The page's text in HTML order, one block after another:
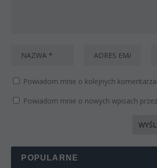
Powiadom mnie o kolejnych
Powiadom mnie o nowych wpisach
POPULARNE